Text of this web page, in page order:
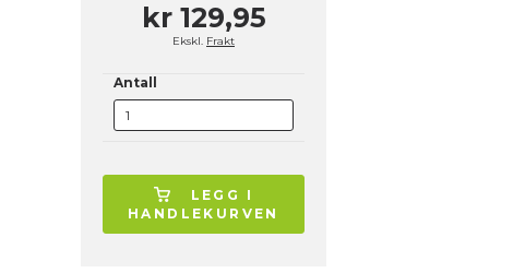
kr 129,95
Ekskl. Frakt
Antall
LEGG I
HANDLEKURVEN